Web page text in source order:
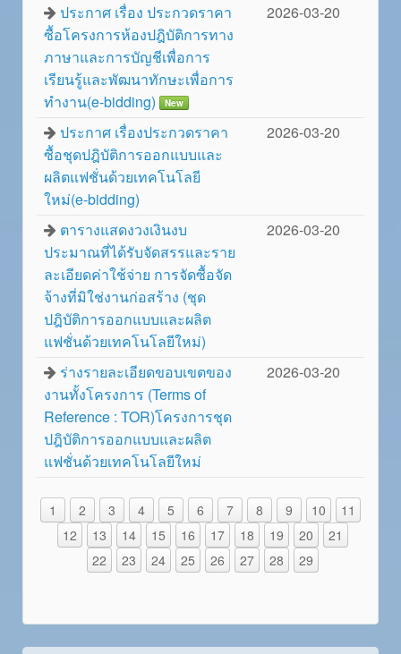
ประกาศ เรื่อง ประกวดราคา
ซื้อโครงการห้องปฎิบัติการทาง
ภาษาและการบัญชีเพื่อการ
เรียนรู้และพัฒนาทักษะเพื่อการ
ทำงาน(e-bidding)
New
2026-03-20
ประกาศ เรื่องประกวดราคา
ซื้อชุดปฎิบัติการออกแบบและ
ผลิตแฟชั่นด้วยเทคโนโลยี
ใหม่(e-bidding)
2026-03-20
ตารางแสดงวงเงินงบ
ประมาณที่ได้รับจัดสรรและราย
ละเอียดค่าใช้จ่าย การจัดซื้อจัด
จ้างที่มิใช่งานก่อสร้าง (ชุด
ปฎิบัติการออกแบบและผลิต
แฟชั่นด้วยเทคโนโลยีใหม่)
2026-03-20
ร่างรายละเอียดขอบเขตของ
งานทั้งโครงการ (Terms of
Reference : TOR)โครงการชุด
ปฎิบัติการออกแบบและผลิต
แฟชั่นด้วยเทคโนโลยีใหม่
2026-03-20
1 2 3 4 5 6 7 8 9 10
11
12
13 14 15 16 17 18 19 20
21
22
23 24 25 26 27 28 29